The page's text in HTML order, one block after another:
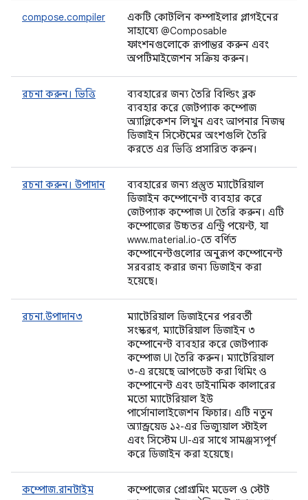
compose.compiler
একটি কোটলিন কম্পাইলার প্লাগইনের
সাহায্যে @Composable
ফাংশনগুলোকে রূপান্তর করুন এবং
অপটিমাইজেশন সক্রিয় করুন।
রচনা করুন। ভিত্তি
ব্যবহারের জন্য তৈরি বিল্ডিং ব্লক
ব্যবহার করে জেটপ্যাক কম্পোজ
অ্যাপ্লিকেশন লিখুন এবং আপনার নিজস্ব
ডিজাইন সিস্টেমের অংশগুলি তৈরি
করতে এর ভিত্তি প্রসারিত করুন।
রচনা করুন। উপাদান
ব্যবহারের জন্য প্রস্তুত ম্যাটেরিয়াল
ডিজাইন কম্পোনেন্ট ব্যবহার করে
জেটপ্যাক কম্পোজ UI তৈরি করুন। এটি
কম্পোজের উচ্চতর এন্ট্রি পয়েন্ট, যা
www.material.io-তে বর্ণিত
কম্পোনেন্টগুলোর অনুরূপ কম্পোনেন্ট
সরবরাহ করার জন্য ডিজাইন করা
হয়েছে।
রচনা.উপাদান৩
ম্যাটেরিয়াল ডিজাইনের পরবর্তী
সংস্করণ, ম্যাটেরিয়াল ডিজাইন ৩
কম্পোনেন্ট ব্যবহার করে জেটপ্যাক
কম্পোজ UI তৈরি করুন। ম্যাটেরিয়াল
৩-এ রয়েছে আপডেট করা থিমিং ও
কম্পোনেন্ট এবং ডাইনামিক কালারের
মতো ম্যাটেরিয়াল ইউ
পার্সোনালাইজেশন ফিচার। এটি নতুন
অ্যান্ড্রয়েড ১২-এর ভিজ্যুয়াল স্টাইল
এবং সিস্টেম UI-এর সাথে সামঞ্জস্যপূর্ণ
করে ডিজাইন করা হয়েছে।
কম্পোজ.রানটাইম
কম্পোজের প্রোগ্রামিং মডেল ও স্টেট